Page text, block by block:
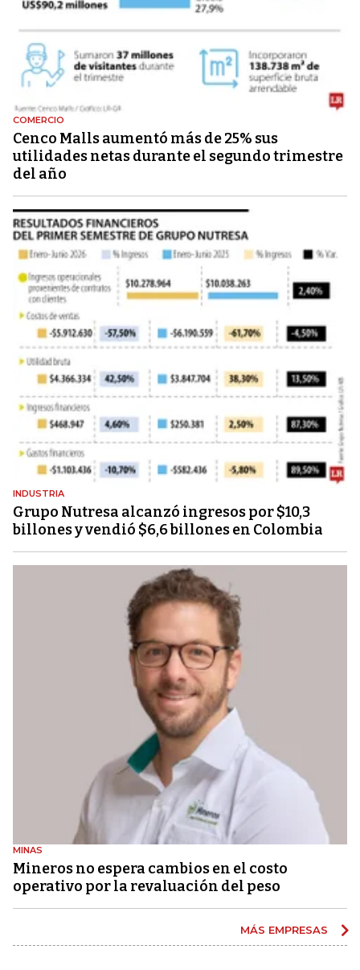
COMERCIO
Cenco Malls aumentó más de 25% sus
utilidades netas durante el segundo trimestre
del año
INDUSTRIA
Grupo Nutresa alcanzó ingresos por $10,3
billones y vendió $6,6 billones en Colombia
MINAS
Mineros no espera cambios en el costo
operativo por la revaluación del peso
MÁS EMPRESAS